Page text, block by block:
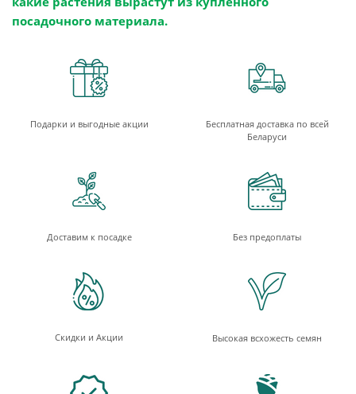
посадочного материала.
Подарки и выгодные акции
Бесплатная доставка по всей
Беларуси
Доставим к посадке Без предоплаты
Скидки и Акции Высокая всхожесть семян